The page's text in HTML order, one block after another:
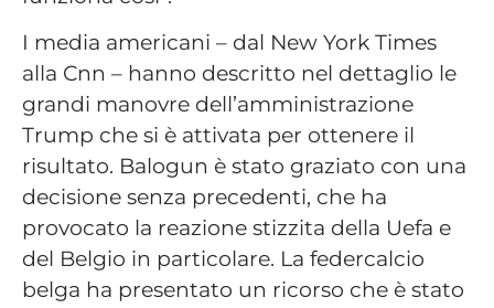
I media americani – dal New York Times
alla Cnn – hanno descritto nel dettaglio le
grandi manovre dell’amministrazione
Trump che si è attivata per ottenere il
risultato. Balogun è stato graziato con una
decisione senza precedenti, che ha
provocato la reazione stizzita della Uefa e
del Belgio in particolare. La federcalcio
belga ha presentato un ricorso che è stato